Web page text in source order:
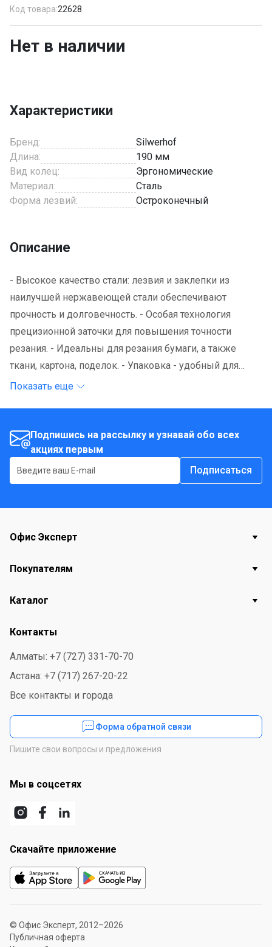
Код товара:22628
Нет в наличии
Характеристики
Бренд:
Silwerhof
Длина:
190 мм
Вид колец:
Эргономические
Материал:
Сталь
Форма лезвий:
Остроконечный
Описание
- Высокое качество стали: лезвия и заклепки из
наилучшей нержавеющей стали обеспечивают
прочность и долговечность. - Особая технология
прецизионной заточки для повышения точности
резания. - Идеальны для резания бумаги, а также
ткани, картона, поделок. - Упаковка - удобный для
транспортировки и продажи блистер с европодвесом,
эргономичная рукоятка. - Прекрасно заточенные
лезвия. Длина - 19 см. - Цвет рукоятки - в
ассортименте.
Показать еще
Подпишись на рассылку и узнавай обо всех
акциях первым
Подписаться
Офис Эксперт
Покупателям
Каталог
Контакты
Алматы: +7 (727) 331-70-70
Астана: +7 (717) 267-20-22
Все контакты и города
Форма обратной связи
Пишите свои вопросы и предложения
Мы в соцсетях
Скачайте приложение
© Офис Эксперт, 2012–2026
Публичная оферта